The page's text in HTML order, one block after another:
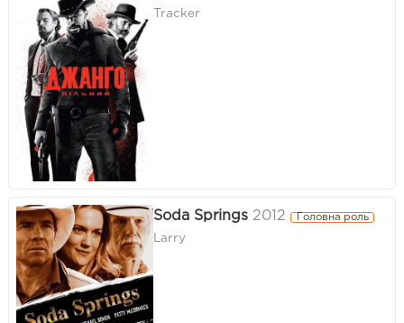
Tracker
Soda Springs 2012 Головна роль
Larry